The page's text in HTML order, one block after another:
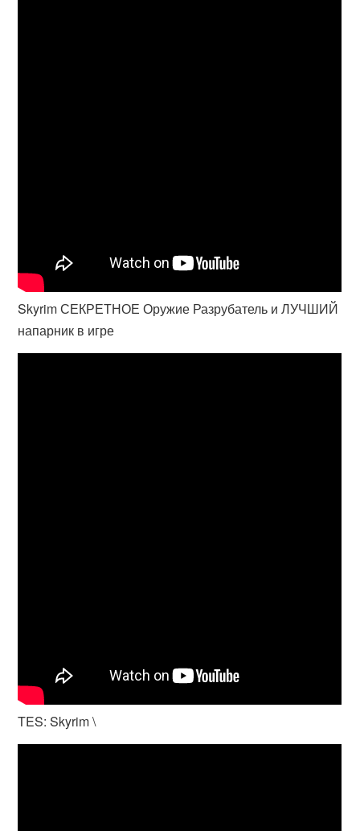
Skyrim СЕКРЕТНОЕ Оружие Разрубатель и ЛУЧШИЙ
напарник в игре
TES: Skyrim \